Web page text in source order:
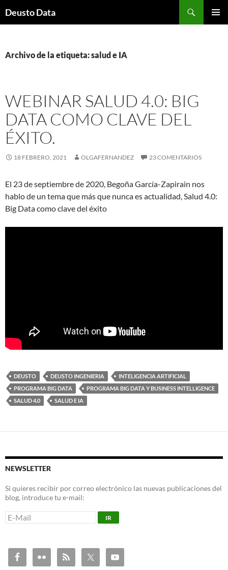
Deusto Data
Archivo de la etiqueta: salud e IA
WEBINAR SALUD 4.0: BIG
DATA COMO CLAVE DEL
ÉXITO.
18 FEBRERO, 2021 OLGAFERNANDEZ 23 COMENTARIOS
El 23 de septiembre de 2020, Begoña García-Zapirain nos
hablo de un tema que más que nunca es actualidad, Salud 4.0:
Big Data como clave del éxito
DEUSTO DEUSTO INGENIERIA
INTELIGENCIA ARTIFICIAL
PROGRAMA BIG DATA
PROGRAMA BIG DATA Y BUSINESS INTELLIGENCE
SALUD 4.0
SALUD E IA
NEWSLETTER
Si quieres recibir por correo electrónico las nuevas publicaciones del
blog, introduce tu e-mail: